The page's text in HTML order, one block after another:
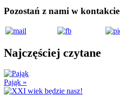
Pozostań z nami w kontakcie
Najczęściej czytane
Pająk »